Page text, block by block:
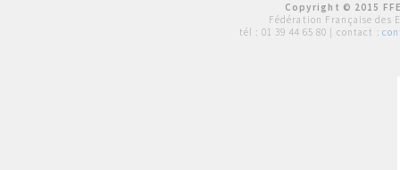
Copyright © 2015
Fédération Française des
tél : 01 39 44 65 80 | contact :